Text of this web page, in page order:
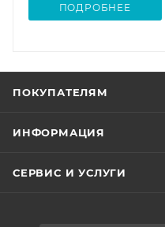
ПОДРОБНЕЕ
ПОКУПАТЕЛЯМ
ИНФОРМАЦИЯ
СЕРВИС И УСЛУГИ